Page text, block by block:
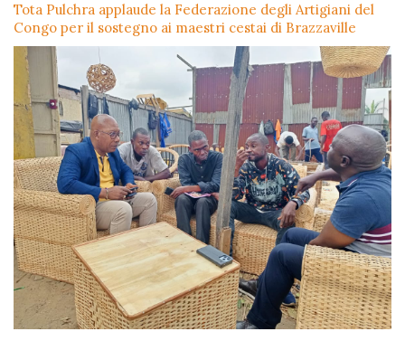
Tota Pulchra applaude la Federazione degli Artigiani del
Congo per il sostegno ai maestri cestai di Brazzaville